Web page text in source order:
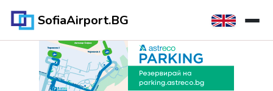
SofiaAirport.BG